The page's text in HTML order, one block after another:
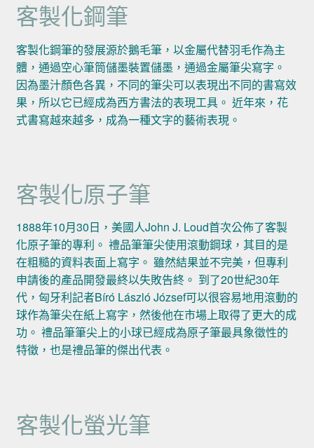
客製化鋼筆
客製化鋼筆的發展源於鵝毛筆，以金屬代替羽毛作為主
體，通過空心筆筒儲墨裝置儲墨，通過金屬筆尖寫字。
因為墨汁顏色各異，不同的筆尖可以表現出不同的書寫效
果，所以它已經成為西方書法的表現工具。 近年來，花
式書寫越來越多，成為一種文字的藝術表現。
客製化原子筆
1888年10月30日，美國人John J. Loud首次公佈了客製
化原子筆的專利。 禮品筆筆尖使用滾動鋼球，其目的是
在粗糙的資料表面上寫字。 雖然結果並不完美，但專利
申請後的產品開發最終以失敗告終。 到了20世紀30年
代，匈牙利記者Bíró László József可以很容易地用滾動的
球作為筆尖在紙上寫字，然後他在市場上取得了更大的成
功。 禮品筆筆尖上的小球已經成為原子筆最具象徵性的
特徵，也是禮品筆的傑出代表。
客製化螢光筆